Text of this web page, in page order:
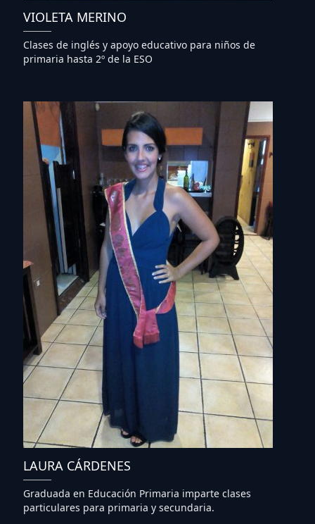
VIOLETA MERINO
Clases de inglés y apoyo educativo para niños de
primaria hasta 2º de la ESO
LAURA CÁRDENES
Graduada en Educación Primaria imparte clases
particulares para primaria y secundaria.